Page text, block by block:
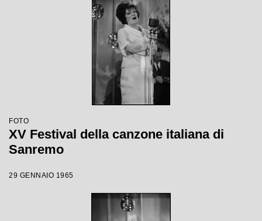
FOTO
XV Festival della canzone italiana di
Sanremo
29 GENNAIO 1965